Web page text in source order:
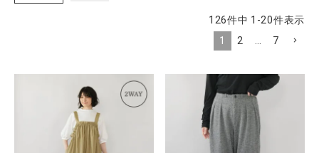
ログイン 新規会員登録
126件中 1 -20件表示
1
2 7